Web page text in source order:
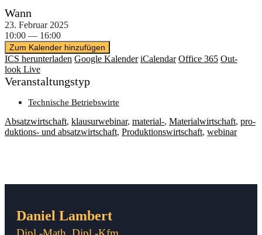
Wann
23. Febru­ar 2025
10:00 — 16:00
Zum Kalender hinzufügen
ICS her­un­ter­la­den Goog­le Kalender iCal­en­dar Office 365 Out­
look Live
Ver­an­stal­tungs­typ
Tech­ni­sche Betriebswirte
Absatz­wirt­schaft, klau­sur­web­i­nar, mate­ri­al-, Mate­ri­al­wirt­schaft, pro­
duk­ti­ons- und absatz­wirt­schaft, Pro­duk­ti­ons­wirt­schaft, web­i­nar
Daniel Lambert